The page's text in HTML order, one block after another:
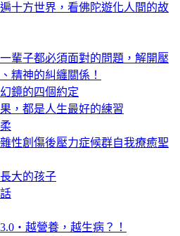
十方世界，看佛陀遊化人間的故
輩子都必須面對的問題，解開壓
精神的糾纏關係！
鏡的四個約定
，都是人生最好的練習
性創傷後壓力症候群自我療癒聖
大的孩子
越營養，越生病？！